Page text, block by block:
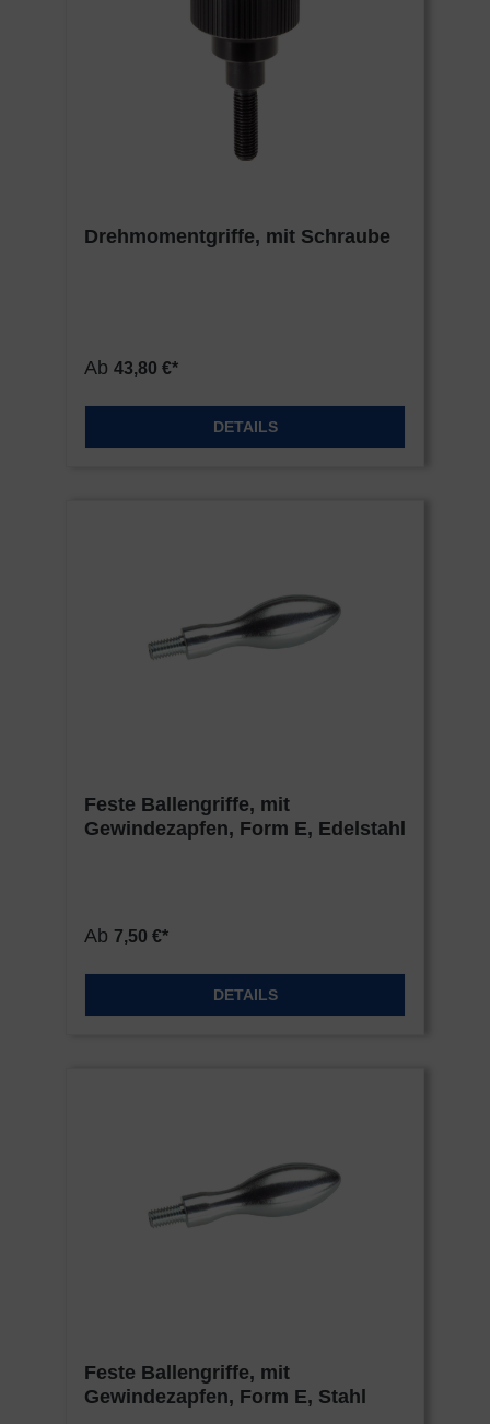
Drehmomentgriffe, mit Schraube
Ab 43,80 €*
DETAILS
Feste Ballengriffe, mit
Gewindezapfen, Form E, Edelstahl
Ab 7,50 €*
DETAILS
Feste Ballengriffe, mit
Gewindezapfen, Form E, Stahl
verbundene Cookie akzeptieren, erklären Sie
sich gemäß Art. 49 Abs.. 1 S. 1 lit. a DSGVO ein,
dass Ihre Daten in den USA durch Google
verarbeitet werden. Die USA werden vom
Europäischen Gerichtshof als ein Land mit
Es besteht insbesondere das Risiko, dass Ihre
klicken, findet die oben beschriebene